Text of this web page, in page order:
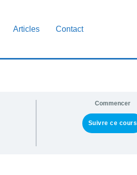
Articles Contact
Commencer
Suivre ce cours